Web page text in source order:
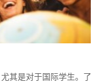
其是对于国际学生。了